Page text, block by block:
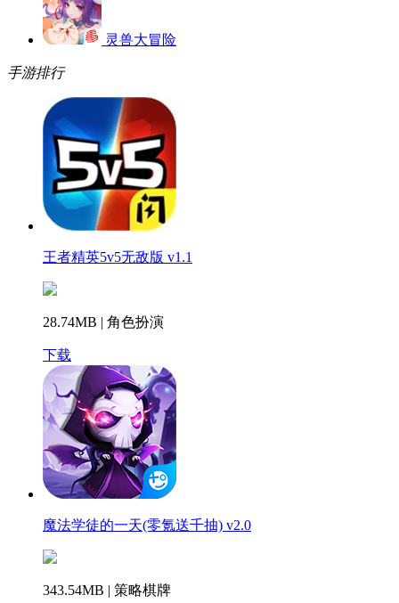
灵兽大冒险
手游排行
王者精英5v5无敌版 v1.1
28.74MB | 角色扮演
下载
魔法学徒的一天(零氪送千抽) v2.0
343.54MB | 策略棋牌